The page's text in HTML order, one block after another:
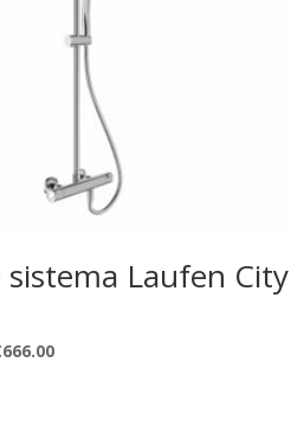
sistema Laufen City
666.00Current